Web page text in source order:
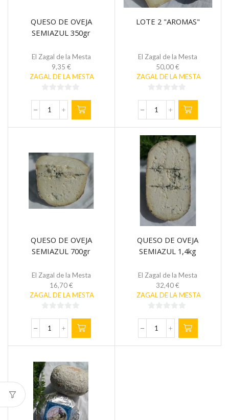
QUESO DE OVEJA
SEMIAZUL 350gr
El Zagal de la Mesta
9,35 €
ZAGAL DE LA MESTA
de
5
QUESO
350gr
cantidad
LOTE 2 "AROMAS"
El Zagal de la Mesta
50,00€
ZAGAL DE LA MESTA
de
5
LOTE
cantidad
QUESO DE OVEJA
SEMIAZUL 700gr
El Zagal de la Mesta
16,70€
ZAGAL DE LA MESTA
de
5
QUESO
SEMIAZUL
700gr
cantidad
QUESO DE OVEJA
SEMIAZUL 1,4kg
El Zagal de la Mesta
32,40€
ZAGAL DE LA MESTA
de
5
QUESO